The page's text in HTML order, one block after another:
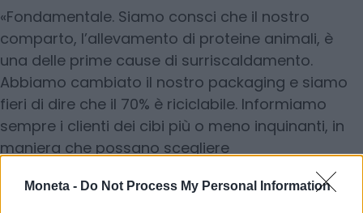
Moneta - Do Not Process My Personal Information
«Fondamentale. Siamo consci che il nostro
comparto, l’allevamento di proteine animali, è
una delle prime cause di surriscaldamento.
Abbiamo cambiato il nostro packaging e siamo
fieri di dire che il 70% è riciclabile. Informiamo
sempre i clienti dei cibi più o meno inquinanti, in
maniera che possano scegliere
consapevolmente. E le proteine a basso impatto
sono sempre negli scaffali Arca Planet Friendly».